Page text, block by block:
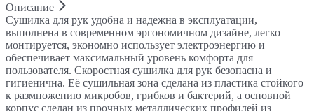
Описание
Сушилка для рук удобна и надежна в эксплуатации,
выполнена в современном эргономичном дизайне, легко
монтируется, экономно использует электроэнергию и
обеспечивает максимальный уровень комфорта для
пользователя. Скоростная сушилка для рук безопасна и
гигиенична. Её сушильная зона сделана из пластика стойкого
к размножению микробов, грибков и бактерий, а основной
корпус сделан из прочных металлических профилей из